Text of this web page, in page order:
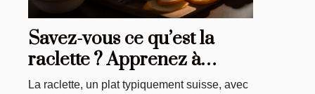
Savez-vous ce qu’est la
raclette ? Apprenez à
préparer ce plat
La raclette, un plat typiquement suisse, avec